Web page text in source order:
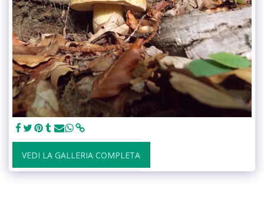
VEDI LA GALLERIA COMPLETA